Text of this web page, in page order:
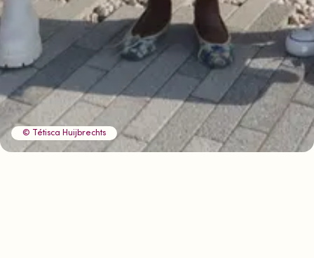
© Tétisca Huijbrechts